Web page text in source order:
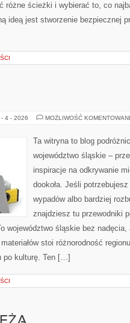
różne ścieżki i wybierać to, co
ideą jest stworzenie bezpiecznej
- 4 - 2026 MOŻLIWOŚĆ
Ta witryna to blog
województwo śląskie –
inspiracje na odkrywanie
dookoła. Jeśli
wypadów albo bardziej
znajdziesz tu przewodniki
województwo śląskie bez
stoi różnorodność
po kulturę. Ten […]